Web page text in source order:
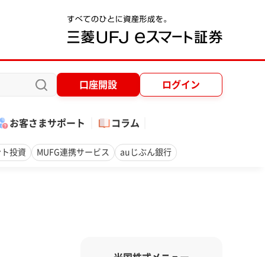
口座開設 ログイン
お客さまサポート コラム
投資 MUFG連携サービス auじぶん銀行